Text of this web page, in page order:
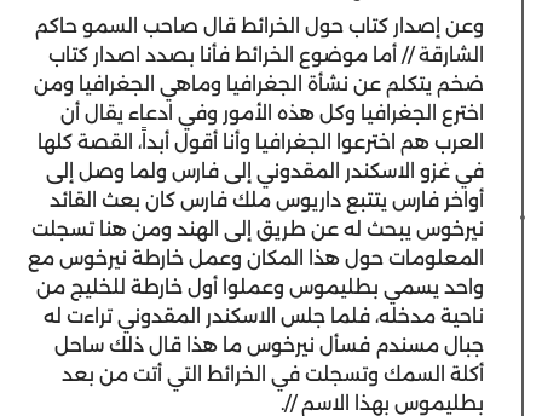
‫وعن إصدار كتاب حول الخرائط قال صاحب السمو حاكم
الشارقة // أما موضوع الخرائط فأنا بصدد اصدار كتاب
ضخم يتكلم عن نشأة الجغرافيا وماهي الجغرافيا ومن
اخترع الجغرافيا وكل هذه الأمور وفي ادعاء يقال أن
العرب هم اخترعوا الجغرافيا وأنا أقول أبداً، القصة كلها
في غزو الاسكندر المقدوني إلى فارس ولما وصل إلى
أواخر فارس يتتبع داريوس ملك فارس كان بعث القائد
نيرخوس يبحث له عن طريق إلى الهند ومن هنا تسجلت
المعلومات حول هذا المكان وعمل خارطة نيرخوس مع
واحد يسمي بطليموس وعملوا أول خارطة للخليج من
ناحية مدخله، فلما جلس الاسكندر المقدوني تراءت له
جبال مسندم فسأل نيرخوس ما هذا قال ذلك ساحل
أكلة السمك وتسجلت في الخرائط التي أتت من بعد
بطليموس بهذا الاسم //.